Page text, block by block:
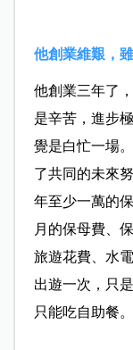
他創業維艱，
他創業三年了
是辛苦，進步
覺是白忙一場
了共同的未來
年至少一萬的
月的保母費、
旅遊花費、水
出遊一次，只
只能吃自助餐。